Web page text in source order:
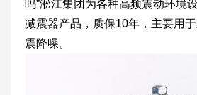
吗”淞江集团为各种高频震动环境
减震器产品，质保10年，主要用
震降噪。